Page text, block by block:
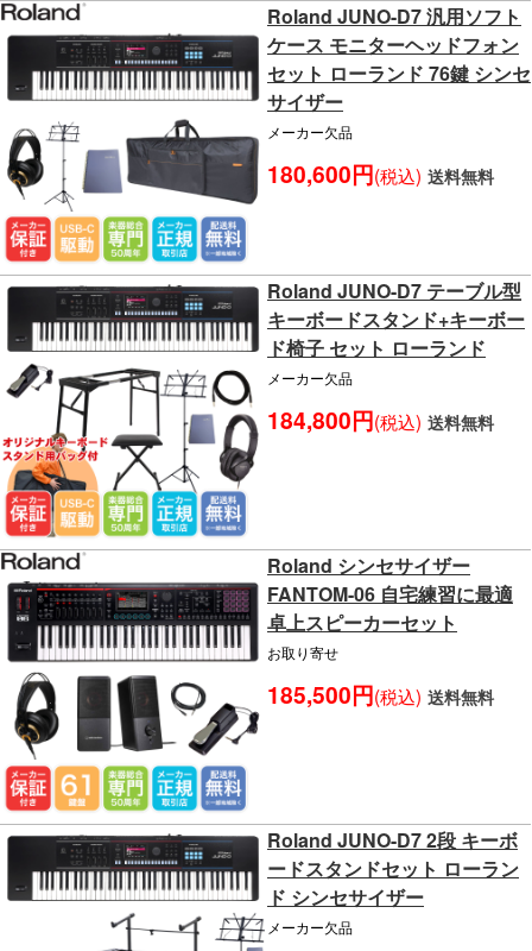
Roland JUNO-D7 汎用ソフト
ケース モニターヘッドフォン
セット ローランド 76鍵 シンセ
サイザー
メーカー欠品
180,600円(税込) 送料無料
Roland JUNO-D7 テーブル型
キーボードスタンド+キーボー
ド椅子 セット ローランド
メーカー欠品
184,800円(税込) 送料無料
Roland シンセサイザー
FANTOM-06 自宅練習に最適
卓上スピーカーセット
お取り寄せ
185,500円(税込) 送料無料
Roland JUNO-D7 2段 キーボ
ードスタンドセット ローラン
ド シンセサイザー
メーカー欠品